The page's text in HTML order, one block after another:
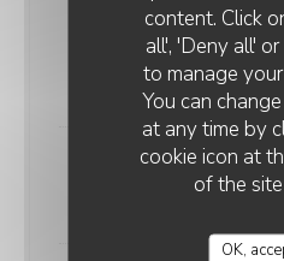
content. Click
all', 'Deny all'
to manage
You can
at any time by
cookie icon at
of the
OK,
(Linguine enrobées
18,50
Penne sans
Sauces